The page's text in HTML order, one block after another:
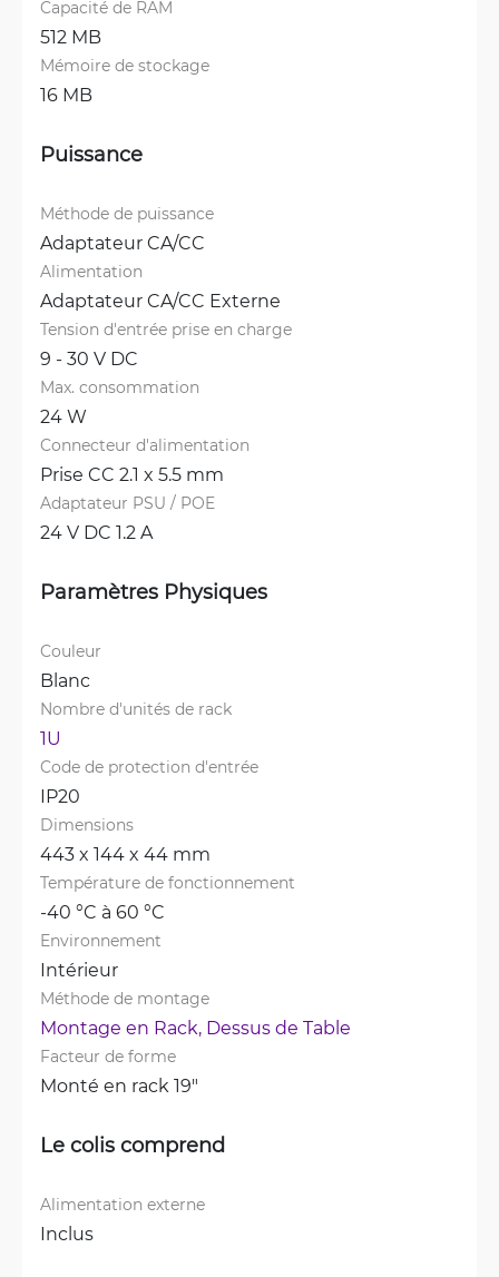
Capacité de RAM
512 MB
Mémoire de stockage
16 MB
Puissance
Méthode de puissance
Adaptateur CA/CC
Alimentation
Adaptateur CA/CC Externe
Tension d'entrée prise en charge
9 - 30 V DC
Max. consommation
24 W
Connecteur d'alimentation
Prise CC 2.1 x 5.5 mm
Adaptateur PSU / POE
24 V DC 1.2 A
Paramètres Physiques
Couleur
Blanc
Nombre d'unités de rack
1U
Code de protection d'entrée
IP20
Dimensions
443 x 144 x 44 mm
Température de fonctionnement
-40 °C à 60 °C
Environnement
Intérieur
Méthode de montage
Montage en Rack, Dessus de Table
Facteur de forme
Monté en rack 19"
Le colis comprend
Alimentation externe
Inclus